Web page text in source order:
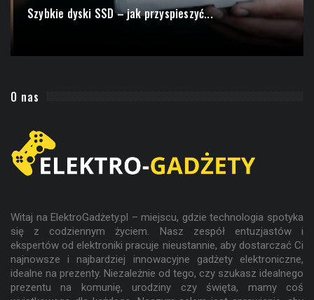
Szybkie dyski SSD – jak przyspieszyć...
O nas
Witaj na ElektroGadżety.pl – miejscu, gdzie technologia spotyka
się z codziennym życiem. Nasz zespół entuzjastów i
ekspertów od elektroniki pracuje nieustannie, aby dostarczać Ci
najnowsze i najbardziej innowacyjne gadżety elektroniczne,
idealne na prezenty. Niezależnie od tego, czy szukasz idealnego
prezentu na komunię, urodziny czy święta, mamy coś